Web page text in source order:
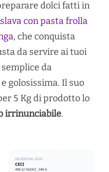
dolci fatti in
con pasta frolla
, che conquista
da servire ai tuoi
da
golosissima. Il suo
5 Kg di prodotto lo
irrinunciabile.